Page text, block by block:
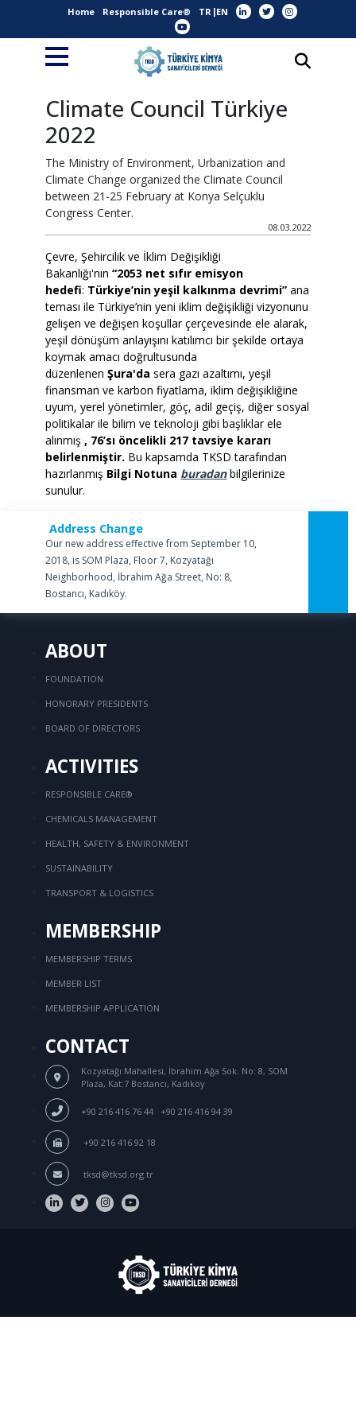
Home Responsible Care® TR EN
Climate Council Türkiye
2022
The Ministry of Environment, Urbanization and
Climate Change organized the Climate Council
between 21-25 February at Konya Selçuklu
Congress Center.
08.03.2022
Çevre, Şehircilik ve İklim Değişikliği
Bakanlığı'nın“2053 net sıfır emisyon
hedefi: Türkiye’nin yeşil kalkınma devrimi” ana
teması ile Türkiye’nin yeni iklim değişikliği vizyonunu
gelişen ve değişen koşullar çerçevesinde ele alarak,
yeşil dönüşüm anlayışını katılımcı bir şekilde ortaya
koymak amacı doğrultusunda
düzenlenenŞura'da sera gazı azaltımı, yeşil
finansman ve karbon fiyatlama, iklim değişikliğine
uyum, yerel yönetimler, göç, adil geçiş, diğer sosyal
politikalar ile bilim ve teknoloji gibi başlıklar ele
alınmış, 76’sı öncelikli 217 tavsiye kararı
belirlenmiştir. Bu kapsamda TKSD tarafından
hazırlanmış Bilgi Notuna buradanbilgilerinize
sunulur.
Address Change
Our new address effective from September 10,
2018, is SOM Plaza, Floor 7, Kozyatağı
Neighborhood, İbrahim Ağa Street, No: 8,
Bostancı, Kadıköy.
ABOUT
FOUNDATION
HONORARY PRESIDENTS
BOARD OF DIRECTORS
ACTIVITIES
RESPONSIBLE CARE®
CHEMICALS MANAGEMENT
HEALTH, SAFETY & ENVIRONMENT
SUSTAINABILITY
TRANSPORT & LOGISTICS
MEMBERSHIP
MEMBERSHIP TERMS
MEMBER LIST
MEMBERSHIP APPLICATION
CONTACT
Kozyatağı Mahallesi, İbrahim Ağa Sok. No: 8, SOM
Plaza, Kat:7 Bostancı, Kadıköy
+90 216 416 76 44 +90 216 416 94 39
+90 216 416 92 18
tksd@tksd.org.tr